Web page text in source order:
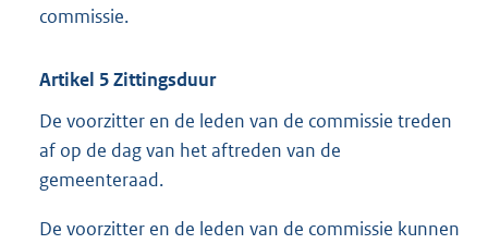
commissie.
Artikel 5 Zittingsduur
De voorzitter en de leden van de commissie treden
af op de dag van het aftreden van de
gemeenteraad.
De voorzitter en de leden van de commissie kunnen